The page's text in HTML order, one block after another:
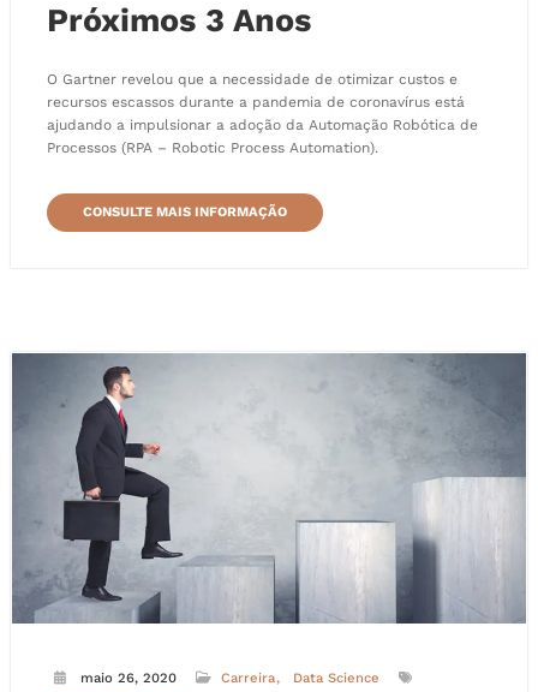
Próximos 3 Anos
O Gartner revelou que a necessidade de otimizar custos e
recursos escassos durante a pandemia de coronavírus está
ajudando a impulsionar a adoção da Automação Robótica de
Processos (RPA – Robotic Process Automation).
CONSULTE MAIS INFORMAÇÃO
maio 26, 2020 Carreira
Data Science